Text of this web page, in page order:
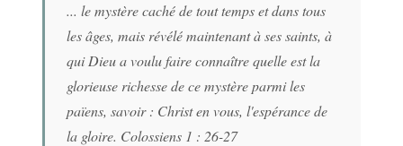
... le mystère caché de tout temps et dans tous
les âges, mais révélé maintenant à ses saints, à
qui Dieu a voulu faire connaître quelle est la
glorieuse richesse de ce mystère parmi les
païens, savoir : Christ en vous, l'espérance de
la gloire. Colossiens 1 : 26-27